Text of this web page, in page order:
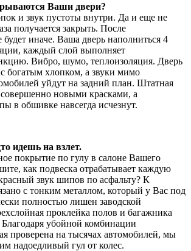
Ваши двери?
и звук пустоты внутри. Да и еще не
получается закрыть. После
иначе. Ваша дверь наполниться 4
каждый слой выполняет
Вибро, шумо, теплоизоляция. Дверь
с богатым хлопком, а звуки мимо
уйдут на задний план. Штатная
совершенно новыми красками, а
в обшивке навсегда исчезнут.
идешь на взлет.
покрытие по гулу в салоне Вашего
как подвеска отрабатывает каждую
звук шипов по асфальту? К
с тонким металлом, который у Вас под
полностью лишен заводской
проклейка полов и багажника
убойной комбинации
проверена на тысячах автомобилей, мы
надоедливый гул от колес.